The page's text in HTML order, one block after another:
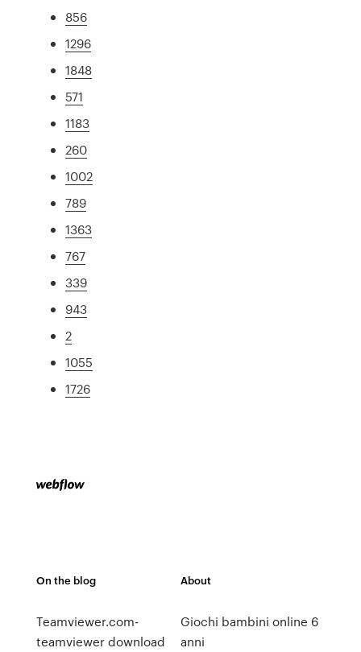
856
1296
1848
571
1183
260
1002
789
1363
767
339
943
2
1055
1726
On the blog
Teamviewer.com-
teamviewer download
About
Giochi bambini online 6
anni